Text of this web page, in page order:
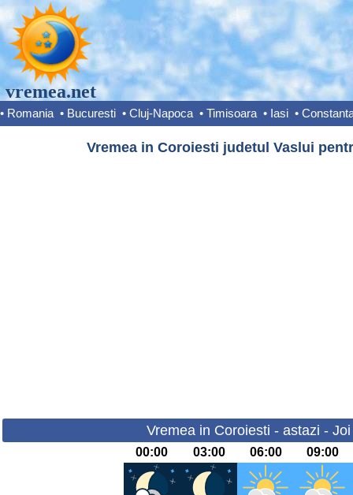
vremea.net
• Romania • Bucuresti • Cluj-Napoca • Timisoara • Iasi •
Vremea in Coroiesti judetul Vaslui
Vremea in Coroiesti - astazi -
00:00 03:00 06:00 09:00